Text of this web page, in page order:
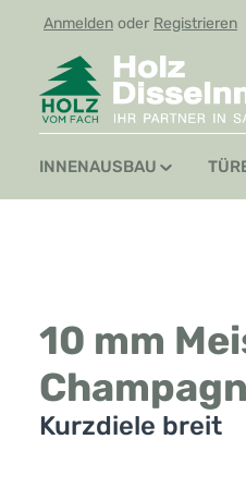
Hauptinhalt springen
Zur Suche springen
Zur Hauptnavigation springen
Anmelden oder Registrieren
INNENAUSBAU
10 mm
Kurzdiele breit